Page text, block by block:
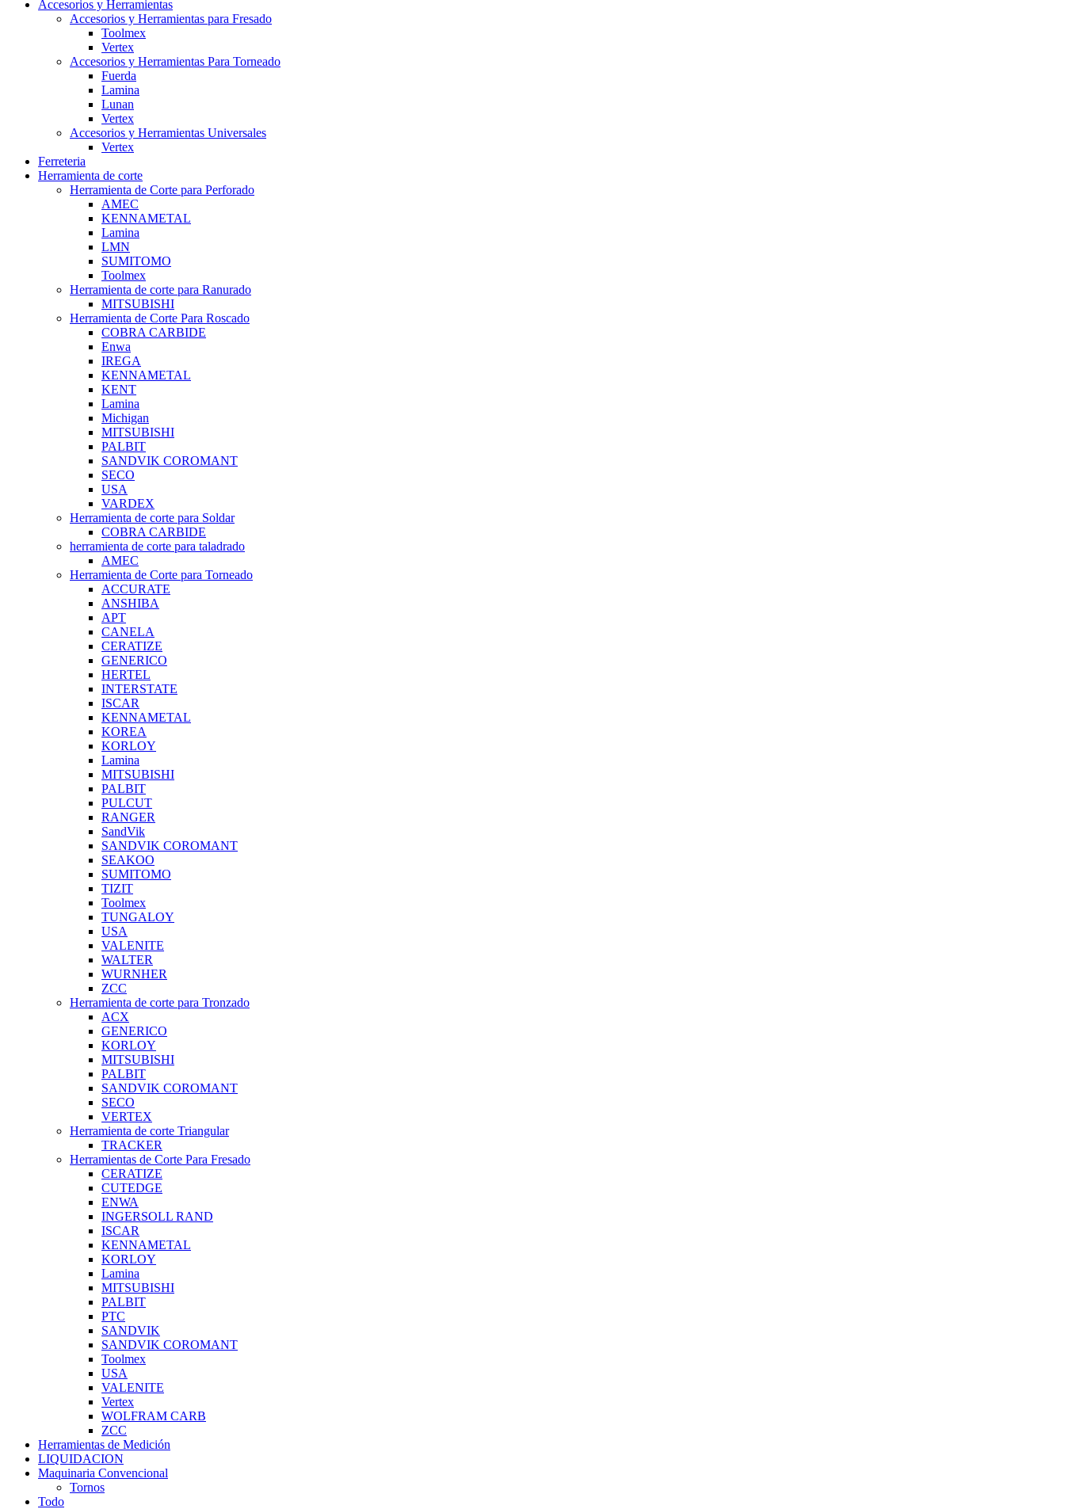
Accesorios y Herramientas
Accesorios y Herramientas para Fresado
Toolmex
Vertex
Accesorios y Herramientas Para Torneado
Fuerda
Lamina
Lunan
Vertex
Accesorios y Herramientas Universales
Vertex
Ferreteria
Herramienta de corte
Herramienta de Corte para Perforado
AMEC
KENNAMETAL
Lamina
LMN
SUMITOMO
Toolmex
Herramienta de corte para Ranurado
MITSUBISHI
Herramienta de Corte Para Roscado
COBRA CARBIDE
Enwa
IREGA
KENNAMETAL
KENT
Lamina
Michigan
MITSUBISHI
PALBIT
SANDVIK COROMANT
SECO
USA
VARDEX
Herramienta de corte para Soldar
COBRA CARBIDE
herramienta de corte para taladrado
AMEC
Herramienta de Corte para Torneado
ACCURATE
ANSHIBA
APT
CANELA
CERATIZE
GENERICO
HERTEL
INTERSTATE
ISCAR
KENNAMETAL
KOREA
KORLOY
Lamina
MITSUBISHI
PALBIT
PULCUT
RANGER
SandVik
SANDVIK COROMANT
SEAKOO
SUMITOMO
TIZIT
Toolmex
TUNGALOY
USA
VALENITE
WALTER
WURNHER
ZCC
Herramienta de corte para Tronzado
ACX
GENERICO
KORLOY
MITSUBISHI
PALBIT
SANDVIK COROMANT
SECO
VERTEX
Herramienta de corte Triangular
TRACKER
Herramientas de Corte Para Fresado
CERATIZE
CUTEDGE
ENWA
INGERSOLL RAND
ISCAR
KENNAMETAL
KORLOY
Lamina
MITSUBISHI
PALBIT
PTC
SANDVIK
SANDVIK COROMANT
Toolmex
USA
VALENITE
Vertex
WOLFRAM CARB
ZCC
Herramientas de Medición
LIQUIDACION
Maquinaria Convencional
Tornos
Todo